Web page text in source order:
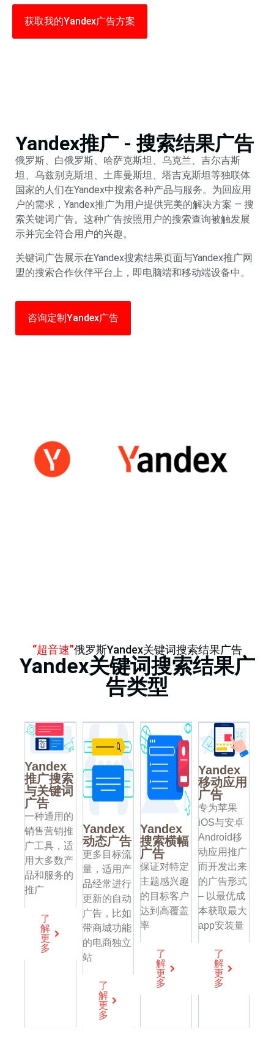
获取我的Yandex广告方案
Yandex推广 - 搜索结果广告
俄罗斯、白俄罗斯、哈萨克斯坦、乌克兰、吉尔吉斯
坦、乌兹别克斯坦、土库曼斯坦、塔吉克斯坦等独联体
国家的人们在Yandex中搜索各种产品与服务。为回应用
户的需求，Yandex推广为用户提供完美的解决方案 — 搜
索关键词广告。这种广告按照用户的搜索查询被触发展
示并完全符合用户的兴趣。
关键词广告展示在Yandex搜索结果页面与Yandex推广网
盟的搜索合作伙伴平台上，即电脑端和移动端设备中。
咨询定制Yandex广告
“超音速”俄罗斯Yandex关键词搜索结果广告
Yandex关键词搜索结果广
告类型
Yandex
推广搜索
与关键词
广告
一种通用的
销售营销推
广工具，适
用大多数产
品和服务的
推广
了
解
更
多
Yandex
动态广告
更多目标流
量，适用产
品经常进行
更新的自动
广告，比如
带商城功能
的电商独立
站
了
解
更
多
Yandex
搜索横幅
广告
保证对特定
主题感兴趣
的目标客户
达到高覆盖
率
了
解
更
多
Yandex
移动应用
广告
专为苹果
iOS与安卓
Android移
动应用推广
而开发出来
的广告形式
– 以最优成
本获取最大
app安装量
了
解
更
多